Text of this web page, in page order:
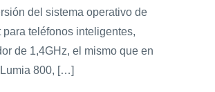
del sistema operativo de
para teléfonos inteligentes,
de 1,4GHz, el mismo que en
800, […]